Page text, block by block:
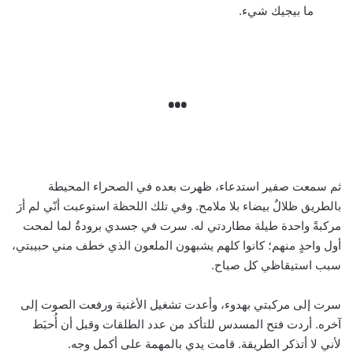
ما بيجيك شيء.
…
ثم سمعت صفير استدعاء، ظهرت بعده في الصحراء المحيطة
بالطريق ظلالٌ بيضاء بلا ملامح. وفي تلك اللحظة استوعبت أنّي لم أرَ
مركبةً واحدة طيلة مطاردتي له. سرت في جسدي برودةٌ لما لمحت
أول واحدٍ منهم؛ كانوا كلهم يشبهون الملعون الذي خطف مني حبيبتي،
سبب استيقاظي كل صباح.
سرت إلى مركبتي بهدوء، وأعدت تشغيل الأغنية ورفعت الصوت إلى
آخره. أردت فتح المسدس للتأكد من عدد الطلقات وقبل أن أُحبَط
لأني لا أتذكر الطريقة. قامت يدي بالمهمة على أكمل وجه.